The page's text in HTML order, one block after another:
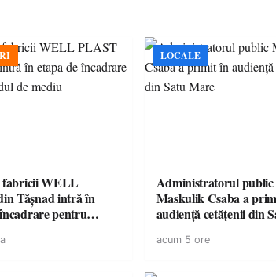
fabricii WELL
Tășnad intră în
pentru
LOCALE
Administratorul public
Maskulik Csaba a
audiență cetățenii din
acum 5 ore